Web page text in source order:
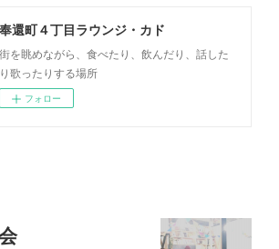
奉還町４丁目ラウンジ・カド
街を眺めながら、食べたり、飲んだり、話した
り歌ったりする場所
フォロー